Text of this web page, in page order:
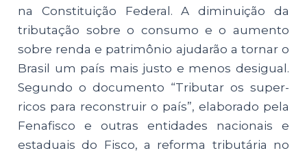
na Constituição Federal. A diminuição da
tributação sobre o consumo e o aumento
sobre renda e patrimônio ajudarão a tornar o
Brasil um país mais justo e menos desigual.
Segundo o documento “Tributar os super-
ricos para reconstruir o país”, elaborado pela
Fenafisco e outras entidades nacionais e
estaduais do Fisco, a reforma tributária no